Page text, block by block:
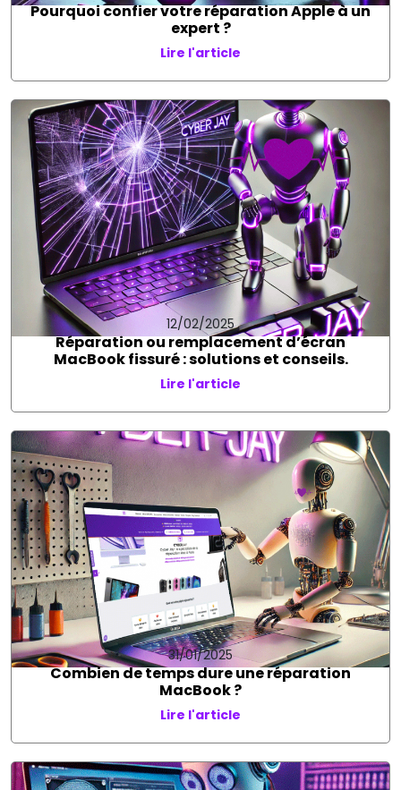
Pourquoi confier votre réparation Apple à un
expert ?
Lire l'article
12/02/2025
Réparation ou remplacement d’écran
MacBook fissuré : solutions et conseils.
Lire l'article
31/01/2025
Combien de temps dure une réparation
MacBook ?
Lire l'article